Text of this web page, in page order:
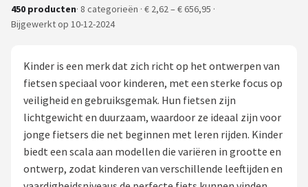
Merken
Fietsroutes
Kinderfietsen
Stadsfietsen
Elektrische fietsen
450 producten· 8 categorieën · € 2,62 – € 656,95 ·
Bijgewerkt op 10-12-2024
Kinder is een merk dat zich richt op het ontwerpen van
fietsen speciaal voor kinderen, met een sterke focus op
veiligheid en gebruiksgemak. Hun fietsen zijn
lichtgewicht en duurzaam, waardoor ze ideaal zijn voor
jonge fietsers die net beginnen met leren rijden. Kinder
biedt een scala aan modellen die variëren in grootte en
ontwerp, zodat kinderen van verschillende leeftijden en